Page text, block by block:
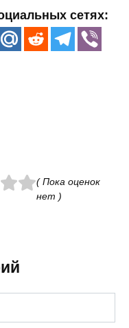
сетях:
( Пока оценок
нет )